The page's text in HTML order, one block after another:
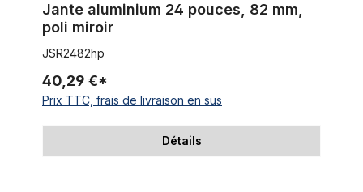
Jante aluminium 24 pouces, 82 mm,
poli miroir
JSR2482hp
40,29 €*
Prix TTC, frais de livraison en sus
Détails